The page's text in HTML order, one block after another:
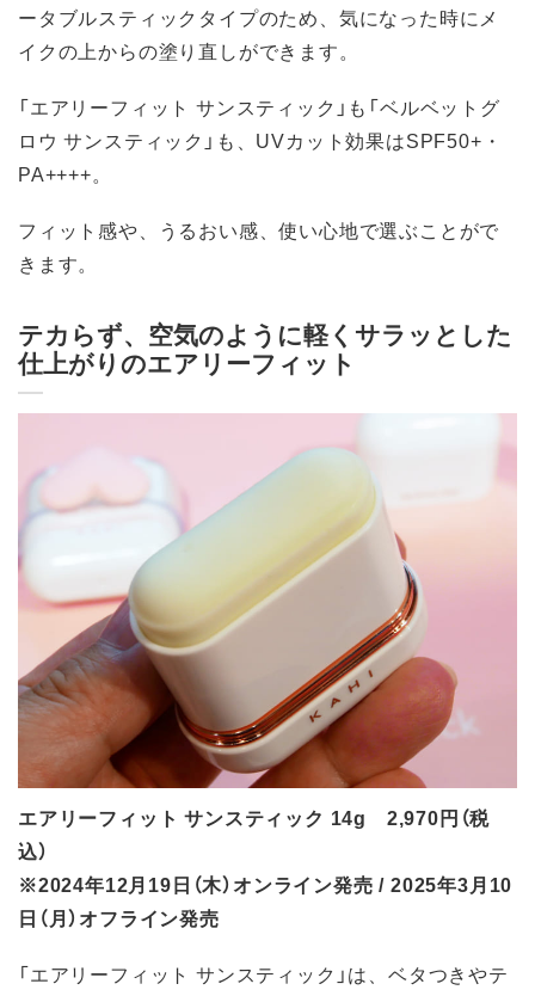
ータブルスティックタイプのため、気になった時にメ
イクの上からの塗り直しができます。
「エアリーフィット サンスティック」も「ベルベットグ
ロウ サンスティック」も、UVカット効果はSPF50+・
PA++++。
フィット感や、うるおい感、使い心地で選ぶことがで
きます。
テカらず、空気のように軽くサラッとした
仕上がりのエアリーフィット
エアリーフィット サンスティック 14g 2,970円（税
込）
※2024年12月19日（木）オンライン発売 / 2025年3月10
日（月）オフライン発売
「エアリーフィット サンスティック」は、ベタつきやテ